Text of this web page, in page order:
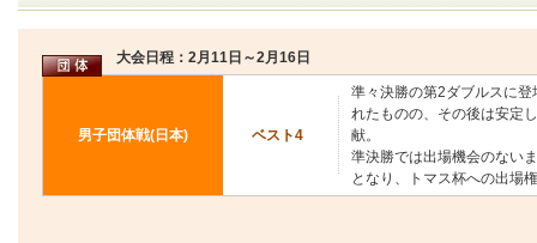
大会日程：2月11日～2月16日
男子団体戦(日本) ベスト4
準々決勝の第2ダブルスに
れたものの、その後は安定
献。
準決勝では出場機会のない
となり、トマス杯への出場